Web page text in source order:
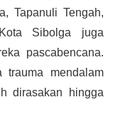
Tapanuli Tengah,
Sibolga juga
pascabencana.
trauma mendalam
dirasakan hingga